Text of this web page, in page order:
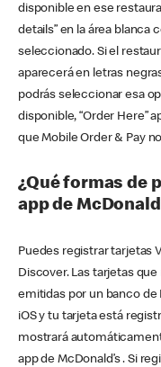
disponible en ese
details” en la área blanca
seleccionado. Si el
aparecerá en letras
podrás seleccionar esa
disponible, “Order Here”
que Mobile Order & Pay
¿Qué formas de
app de
Puedes registrar tarjetas
Discover. Las tarjetas
emitidas por un banco de
iOS y tu tarjeta está
mostrará
app de McDonald’s . Si